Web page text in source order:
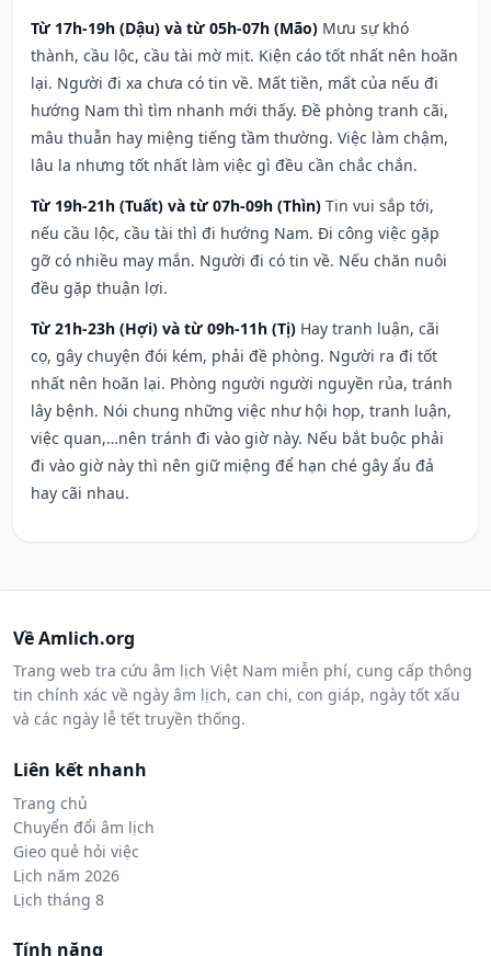
Từ 17h-19h (Dậu) và từ 05h-07h (Mão) Mưu sự khó
thành, cầu lộc, cầu tài mờ mịt. Kiện cáo tốt nhất nên hoãn
lại. Người đi xa chưa có tin về. Mất tiền, mất của nếu đi
hướng Nam thì tìm nhanh mới thấy. Đề phòng tranh cãi,
mâu thuẫn hay miệng tiếng tầm thường. Việc làm chậm,
lâu la nhưng tốt nhất làm việc gì đều cần chắc chắn.
Từ 19h-21h (Tuất) và từ 07h-09h (Thìn) Tin vui sắp tới,
nếu cầu lộc, cầu tài thì đi hướng Nam. Đi công việc gặp
gỡ có nhiều may mắn. Người đi có tin về. Nếu chăn nuôi
đều gặp thuận lợi.
Từ 21h-23h (Hợi) và từ 09h-11h (Tị) Hay tranh luận, cãi
cọ, gây chuyện đói kém, phải đề phòng. Người ra đi tốt
nhất nên hoãn lại. Phòng người người nguyền rủa, tránh
lây bệnh. Nói chung những việc như hội họp, tranh luận,
việc quan,…nên tránh đi vào giờ này. Nếu bắt buộc phải
đi vào giờ này thì nên giữ miệng để hạn ché gây ẩu đả
hay cãi nhau.
Về Amlich.org
Trang web tra cứu âm lịch Việt Nam miễn phí, cung cấp thông
tin chính xác về ngày âm lịch, can chi, con giáp, ngày tốt xấu
và các ngày lễ tết truyền thống.
Liên kết nhanh
Trang chủ
Chuyển đổi âm lịch
Gieo quẻ hỏi việc
Lịch năm 2026
Lịch tháng 8
Tính năng